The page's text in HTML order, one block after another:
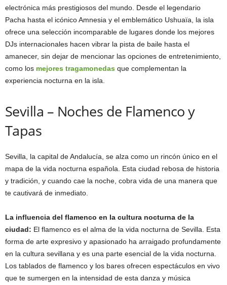
electrónica más prestigiosos del mundo. Desde el legendario
Pacha hasta el icónico Amnesia y el emblemático Ushuaïa, la isla
ofrece una selección incomparable de lugares donde los mejores
DJs internacionales hacen vibrar la pista de baile hasta el
amanecer, sin dejar de mencionar las opciones de entretenimiento,
como los mejores tragamonedas que complementan la
experiencia nocturna en la isla.
Sevilla – Noches de Flamenco y
Tapas
Sevilla, la capital de Andalucía, se alza como un rincón único en el
mapa de la vida nocturna española. Esta ciudad rebosa de historia
y tradición, y cuando cae la noche, cobra vida de una manera que
te cautivará de inmediato.
La influencia del flamenco en la cultura nocturna de la
ciudad: El flamenco es el alma de la vida nocturna de Sevilla. Esta
forma de arte expresivo y apasionado ha arraigado profundamente
en la cultura sevillana y es una parte esencial de la vida nocturna.
Los tablados de flamenco y los bares ofrecen espectáculos en vivo
que te sumergen en la intensidad de esta danza y música